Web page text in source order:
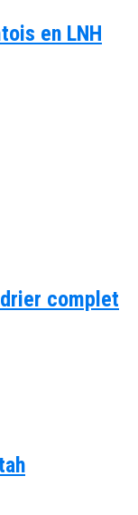
en LNH
complet